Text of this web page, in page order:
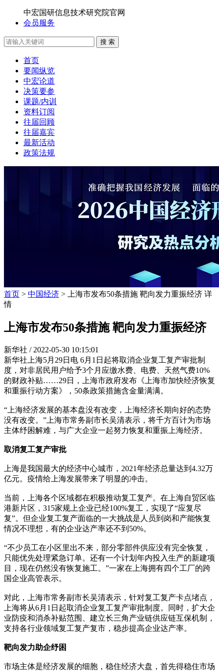
中宏国研信息技术研究院官网
会员服务
搜 索
首页
要闻纵览
中宏论道
决策要参
课题/内训
资料订阅
往届回顾
往届嘉宾
最新活动
政策法规
首页 > 中国经济 > 上海市发布50条措施 靶向发力重振经济 详
情
上海市发布50条措施 靶向发力重振经济
新华社 / 2022-05-30 10:15:01
新华社上海5月29日电 6月1日起将取消企业复工复产审批制
度，对非居民用户给予3个月应缴水费、电费、天然气费10%
的财政补贴……29日，上海市政府发布《上海市加快经济恢复
和重振行动方案》，50条政策措施含金量满满。
“上海经济发展的基本盘没有改变，上海经济长期向好的态势
没有改变。”上海市常务副市长吴清表示，将千方百计为市场
主体纾困解难，与广大企业一起努力恢复和重振上海经济。
取消复工复产审批
上海是我国最大的经济中心城市，2021年经济总量达到4.32万
亿元。疫情给上海发展带来了明显的冲击。
当前，上海各个区域都在积极推动复工复产。在上海自贸区临
港新片区，315家规上企业已经100%复工，实现了“应复尽
复”。但企业复工复产面临的一大挑战是人员到岗和产能恢复
情况不理想，有的企业达产率还不到50%。
“不少员工在小区里出不来，部分零部件供应没有完全恢复，
只能优先处理紧急订单。还有一个计划年内投入生产的新建项
目，现在仍然没有恢复施工。”一家在上海拥有四个工厂的跨
国企业高管表示。
对此，上海市常务副市长吴清表示，针对复工复产卡点堵点，
上海将从6月1日起取消企业复工复产审批制度。同时，扩大企
业防疫和消杀补贴范围、建立长三角产业链供应链互保机制，
支持各行业领域复工复产复市，稳步提高企业达产率。
靶向发力助企纾困
市场主体是经济发展的细胞，稳住经济大盘，首先得稳住市场